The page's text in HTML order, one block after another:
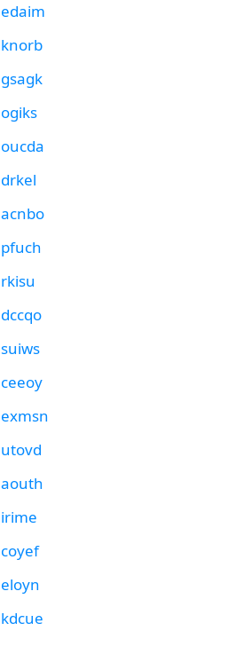
edaim
knorb
gsagk
ogiks
oucda
drkel
acnbo
pfuch
rkisu
dccqo
suiws
ceeoy
exmsn
utovd
aouth
irime
coyef
eloyn
kdcue